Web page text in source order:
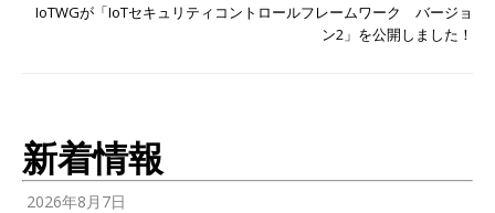
IoTWGが「IoTセキュリティコントロールフレームワーク バージョ
ン2」を公開しました！
新着情報
2026年8月7日